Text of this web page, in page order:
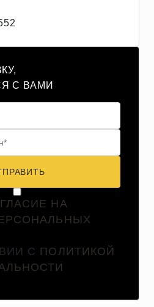
С ВАМИ
НА
С ПОЛИТИКОЙ